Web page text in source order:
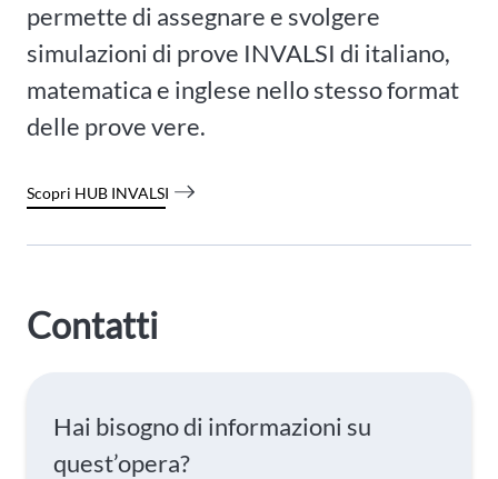
permette di assegnare e svolgere
simulazioni di prove INVALSI di italiano,
matematica e inglese nello stesso format
delle prove vere.
Scopri HUB INVALSI
Contatti
Hai bisogno di informazioni su
quest’opera?